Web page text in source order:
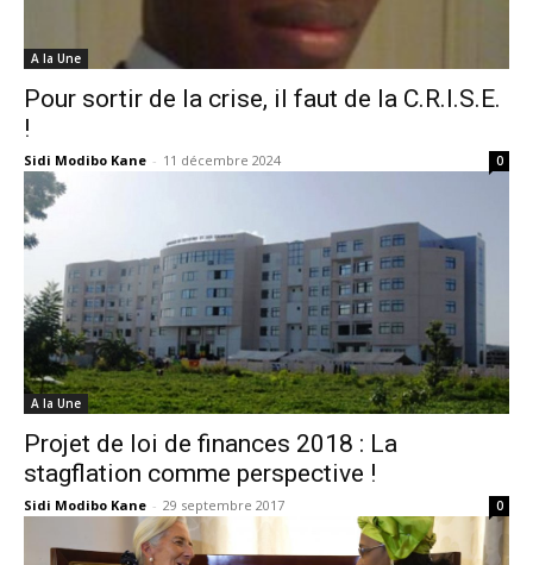
A la Une
Pour sortir de la crise, il faut de la C.R.I.S.E.
!
Sidi Modibo Kane - 11 décembre 2024 0
A la Une
Projet de loi de finances 2018 : La
stagflation comme perspective !
Sidi Modibo Kane - 29 septembre 2017 0